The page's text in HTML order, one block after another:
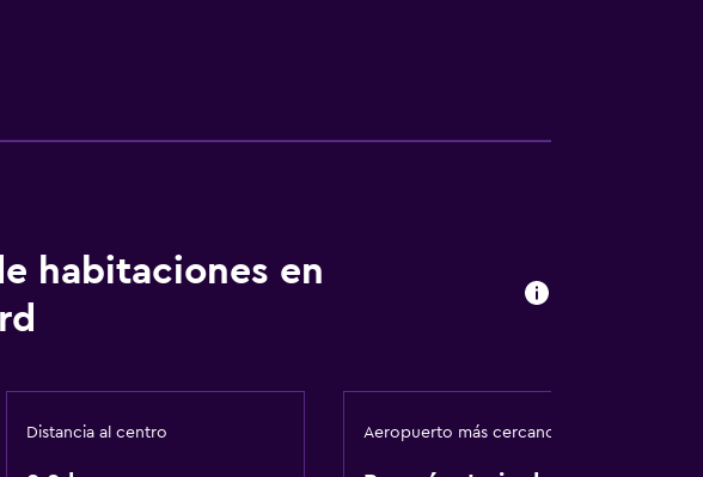
habitaciones en
Distancia al centro Aeropuerto más cercano